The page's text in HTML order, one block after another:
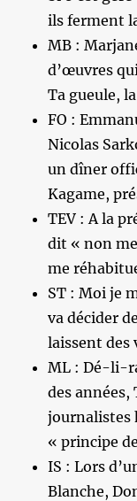
ils ferment
MB :
d’œuvres
Ta gueule,
FO :
Nicolas
un dîner
Kagame,
TEV : A la
dit « non
me
ST : Moi je
va décider
laissent des
ML : Dé-li-
des années,
journalistes
« principe
IS : Lors
Blanche,